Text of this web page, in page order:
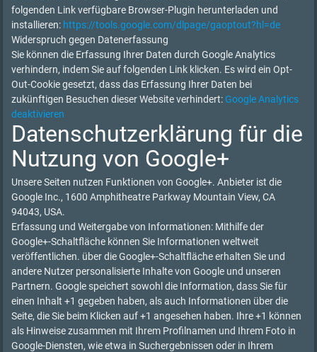
folgenden Link verfügbare Browser-Plugin herunterladen und
installieren: https://tools.google.com/dlpage/gaoptout?hl=de
Widerspruch gegen Datenerfassung
Sie können die Erfassung Ihrer Daten durch Google Analytics
verhindern, indem Sie auf folgenden Link klicken. Es wird ein Opt-
Out-Cookie gesetzt, dass das Erfassung Ihrer Daten bei
zukünftigen Besuchen dieser Website verhindert: Google Analytics
deaktivieren
Datenschutzerklärung für die
Nutzung von Google+
Unsere Seiten nutzen Funktionen von Google+. Anbieter ist die
Google Inc., 1600 Amphitheatre Parkway Mountain View, CA
94043, USA.
Erfassung und Weitergabe von Informationen: Mithilfe der
Google+-Schaltfläche können Sie Informationen weltweit
veröffentlichen. über die Google+-Schaltfläche erhalten Sie und
andere Nutzer personalisierte Inhalte von Google und unseren
Partnern. Google speichert sowohl die Information, dass Sie für
einen Inhalt +1 gegeben haben, als auch Informationen über die
Seite, die Sie beim Klicken auf +1 angesehen haben. Ihre +1 können
als Hinweise zusammen mit Ihrem Profilnamen und Ihrem Foto in
Google-Diensten, wie etwa in Suchergebnissen oder in Ihrem